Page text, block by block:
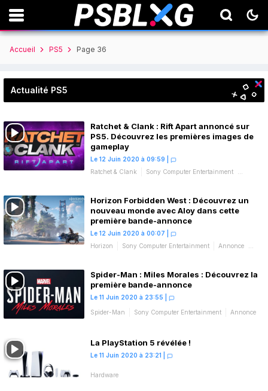
Accueil PS5 Page 36
Actualité PS5
Ratchet & Clank : Rift Apart annoncé sur
PS5. Découvrez les premières images de
gameplay
Le 12 Juin 2020 à 09:59
Ratchet & Clank
Sony Computer Entertainment
Horizon Forbidden West : Découvrez un
nouveau monde avec Aloy dans cette
première bande-annonce
Le 12 Juin 2020 à 00:07
Horizon
Sony Computer Entertainment
Annonce
Spider-Man : Miles Morales : Découvrez la
première bande-annonce
Le 11 Juin 2020 à 23:55
Spider-Man Sony Computer Entertainment
Annonce
La PlayStation 5 révélée !
Le 11 Juin 2020 à 23:21
Hardware